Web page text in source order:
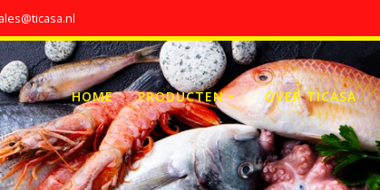
HOME PRODUCTEN OVER TICASA